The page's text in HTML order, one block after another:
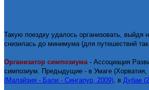
Такую поездку удалось организовать,
снизилась до минимума (для путешествий
Организатор симпозиума - Ассоциация
симпозиум. Предыдущие - в Умаге
(Малайзия - Бали - Сингапур, 2009), в Дубае